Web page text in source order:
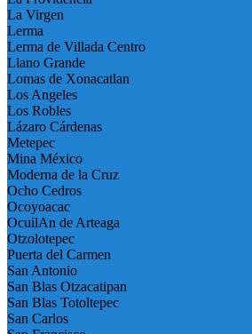
La Virgen
Lerma
Lerma de Villada Centro
Llano Grande
Lomas de Xonacatlan
Los Angeles
Los Robles
Lázaro Cárdenas
Metepec
Mina México
Moderna de la Cruz
Ocho Cedros
Ocoyoacac
OcuilAn de Arteaga
Otzolotepec
Puerta del Carmen
San Antonio
San Blas Otzacatipan
San Blas Totoltepec
San Carlos